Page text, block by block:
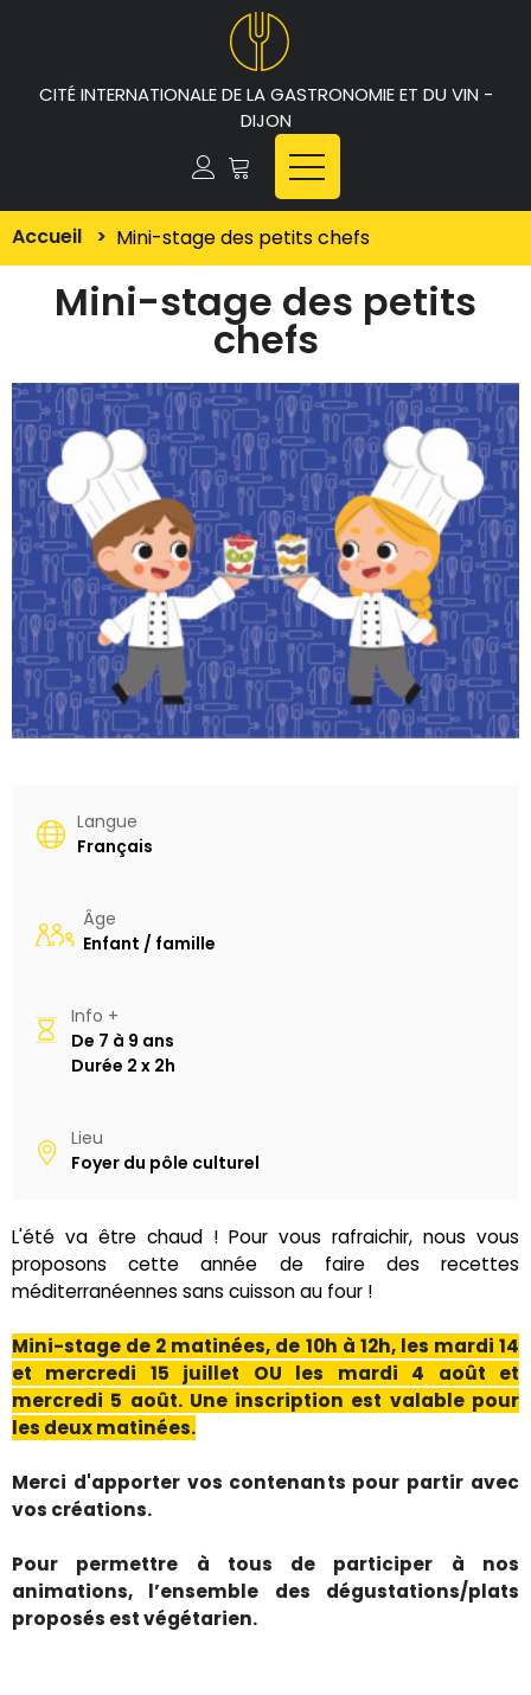
CITÉ INTERNATIONALE DE LA GASTRONOMIE ET DU VIN -
DIJON
Accueil > Mini-stage des petits chefs
Mini-stage des petits
chefs
Langue
Français
Âge
Enfant / famille
Info +
De 7 à 9 ans
Durée 2 x 2h
Lieu
Foyer du pôle culturel
L'été va être chaud ! Pour vous rafraichir, nous vous
proposons cette année de faire des recettes
méditerranéennes sans cuisson au four !
Mini-stage de 2 matinées, de 10h à 12h, les mardi 14
et mercredi 15 juillet OU les mardi 4 août et
mercredi 5 août. Une inscription est valable pour
les deux matinées.
Merci d'apporter vos contenants pour partir avec
vos créations.
Pour permettre à tous de participer à nos
animations, l’ensemble des dégustations/plats
proposés est végétarien.